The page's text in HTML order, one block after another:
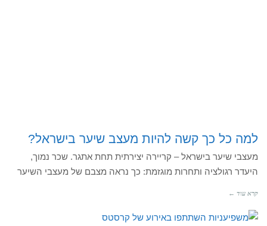
למה כל כך קשה להיות מעצב שיער בישראל?
מעצבי שיער בישראל – קריירה יצירתית תחת אתגר. שכר נמוך,
היעדר רגולציה ותחרות מוגזמת: כך נראה מצבם של מעצבי השיער
קרא עוד ←